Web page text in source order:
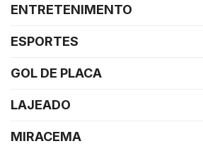
ENTRETENIMENTO
ESPORTES
GOL DE PLACA
LAJEADO
MIRACEMA